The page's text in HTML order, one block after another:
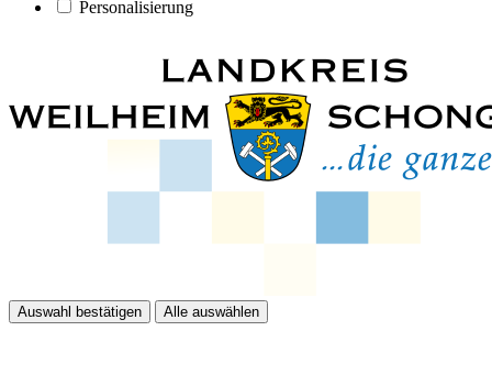
Personalisierung
Auswahl bestätigen Alle auswählen